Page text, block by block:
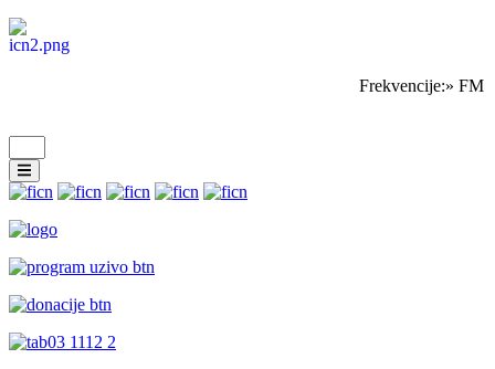
Frekvencije:» FM